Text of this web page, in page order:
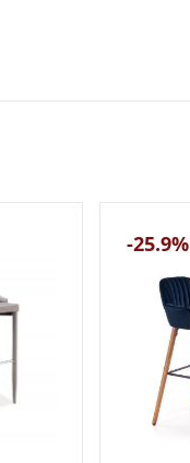
-25.9%